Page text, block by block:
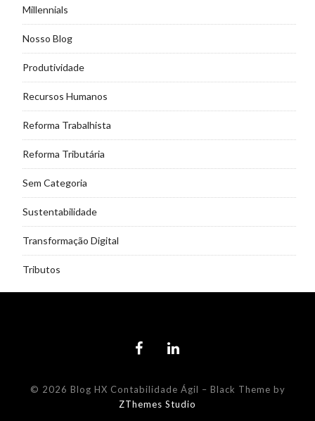
Millennials
Nosso Blog
Produtividade
Recursos Humanos
Reforma Trabalhista
Reforma Tributária
Sem Categoria
Sustentabilidade
Transformação Digital
Tributos
© 2026 Blog HX Contabilidade Ágil – Black Theme by
ZThemes Studio